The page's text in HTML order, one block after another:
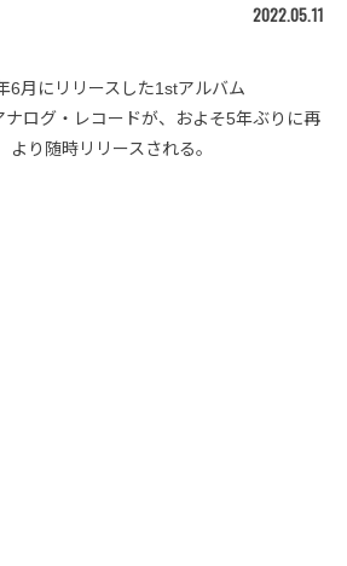
2022.05.11
6月にリリースした1stアルバム
ナログ・レコードが、およそ5年ぶりに再
り随時リリースされる。